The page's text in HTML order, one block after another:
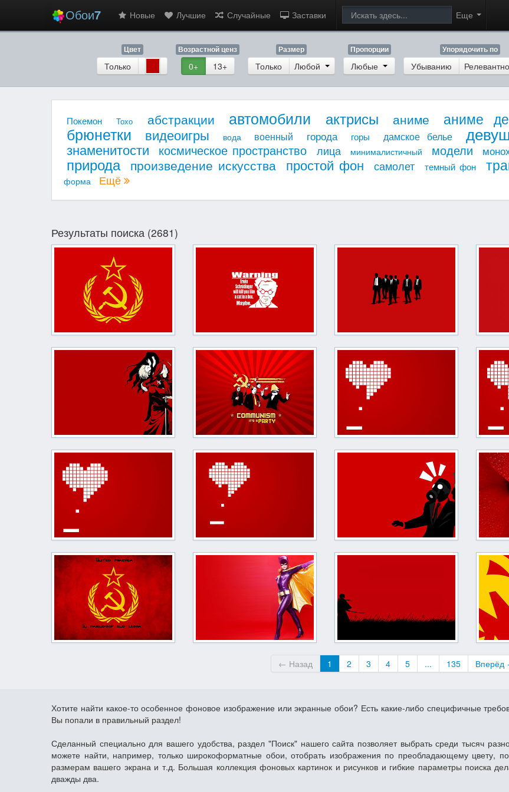
Обои7 Новые Лучшие Случайные Заставки Еще
Цвет
Только
Возрастной ценз
0+ 13+
Размер
Только Любой
Пропорции
Любые
Упорядочить по
Убыванию
Покемон Тохо абстракции автомобили актрисы аниме аниме
брюнетки видеоигры вода военный города горы дамское белье
знаменитости космическое пространство лица минималистичный модели
природа произведение искусства простой фон самолет темный фон
форма
Ещё
Результаты поиска (2681)
← Назад 1 2 3 4 5 ... 135 Вперёд
Хотите найти какое-то особенное фоновое изображение или экранные обои? Есть какие-либо специфичные
Вы попали в правильный раздел!
Сделанный специально для вашего удобства, раздел "Поиск" нашего сайта позволяет выбрать среди тысяч
можете найти, например, только широкоформатные обои, отобрать изображения по преобладающему цвету,
размерам вашего экрана и т.д. Большая коллекция фоновых картинок и рисунков и гибкие параметры поиска
дважды два.